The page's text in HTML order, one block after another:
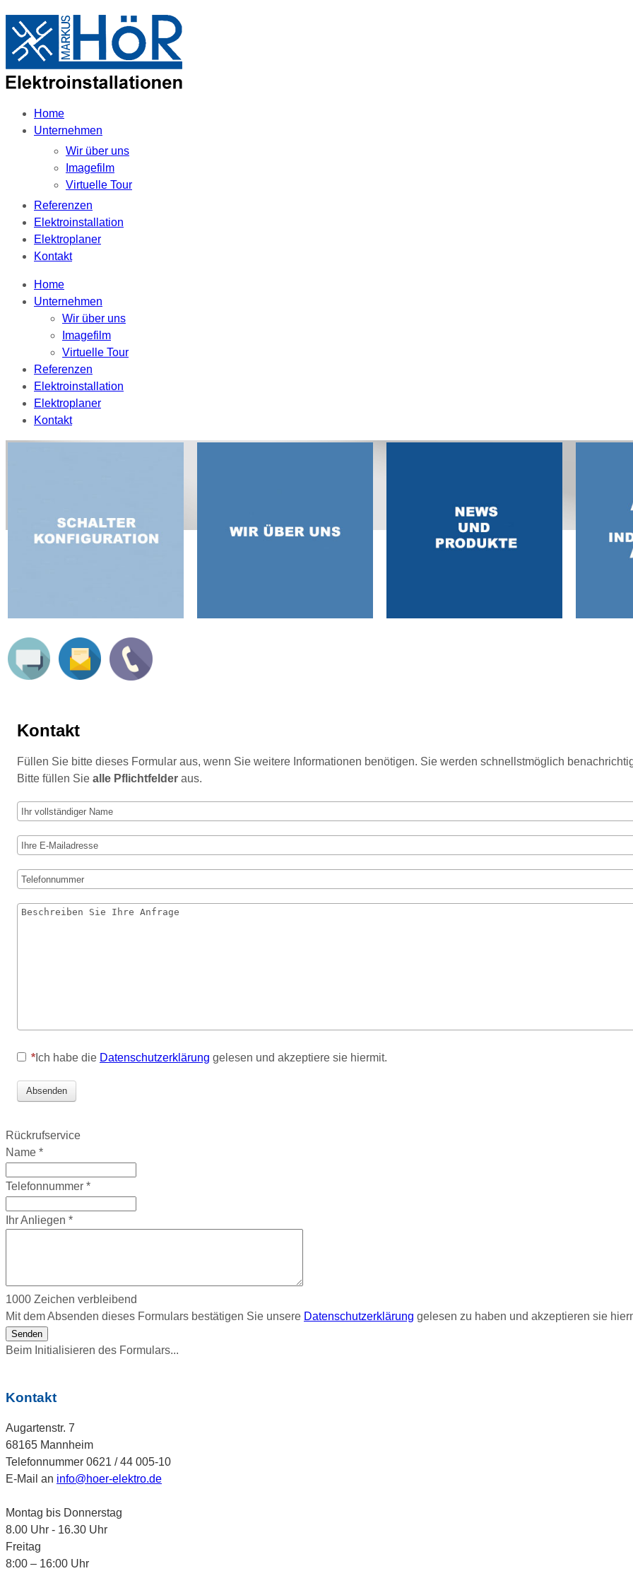
Home
Unternehmen
Wir über uns
Imagefilm
Virtuelle Tour
Referenzen
Elektroinstallation
Elektroplaner
Kontakt
Home
Unternehmen
Wir über uns
Imagefilm
Virtuelle Tour
Referenzen
Elektroinstallation
Elektroplaner
Kontakt
Kontakt
Füllen Sie bitte dieses Formular aus, wenn Sie weitere Informationen benötigen. Sie werden schnellstmöglich
Bitte füllen Sie alle Pflichtfelder aus.
Ich habe die Datenschutzerklärung gelesen und akzeptiere sie hiermit.
Absenden
Rückrufservice
Name *
Telefonnummer *
Ihr Anliegen *
1000 Zeichen verbleibend
Mit dem Absenden dieses Formulars bestätigen Sie unsere Datenschutzerklärung gelesen zu haben und akzeptieren sie
Senden
Beim Initialisieren des Formulars...
Kontakt
Augartenstr. 7
68165 Mannheim
Telefonnummer 0621 / 44 005-10
E-Mail an info@hoer-elektro.de
Montag bis Donnerstag
8.00 Uhr - 16.30 Uhr
Freitag
8:00 – 16:00 Uhr